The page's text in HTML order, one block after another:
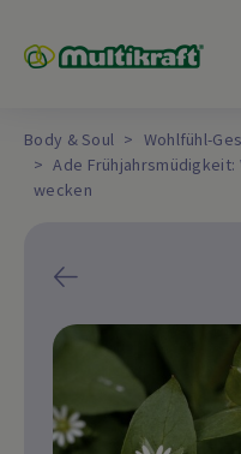
Body & Soul
Wohlfühl-
Ade
wecken